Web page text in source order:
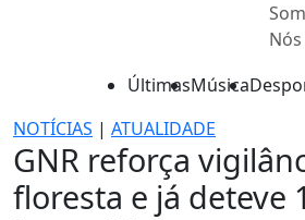
Nós
ÚltimasMúsica
NOTÍCIAS | ATUALIDADE
GNR reforça
floresta e já deteve